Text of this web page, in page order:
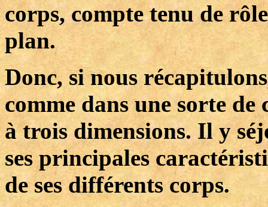
corps, compte tenu de
plan.
Donc, si nous
comme dans une sorte
à trois dimensions. Il y
ses principales
de ses différents corps.